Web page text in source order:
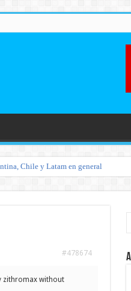
Chile y Latam en general
#478674
zithromax without